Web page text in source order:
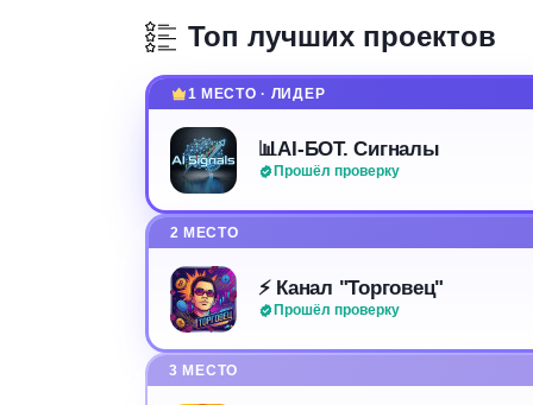
Топ лучших проектов
1 МЕСТО · ЛИДЕР
📊AI-БОТ. Сигналы
Прошёл проверку
2 МЕСТО
⚡️ Канал "Торговец"
Прошёл проверку
3 МЕСТО